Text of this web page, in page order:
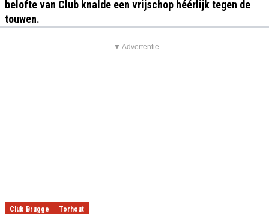
belofte van Club knalde een vrijschop héérlijk tegen de
touwen.
▼ Advertentie
Club Brugge Torhout